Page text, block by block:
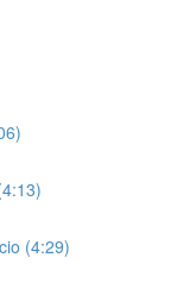
(4:29)